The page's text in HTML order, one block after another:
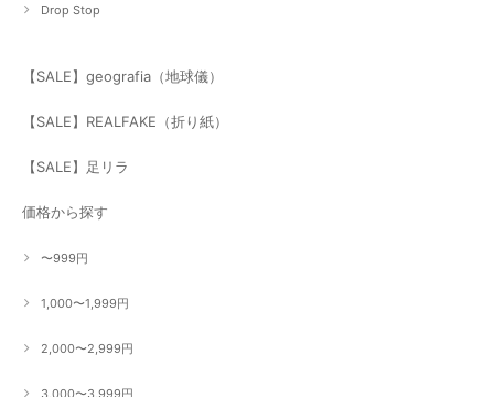
Drop Stop
【SALE】geografia（地球儀）
【SALE】REALFAKE（折り紙）
【SALE】足リラ
価格から探す
〜999円
1,000〜1,999円
2,000〜2,999円
3,000〜3,999円